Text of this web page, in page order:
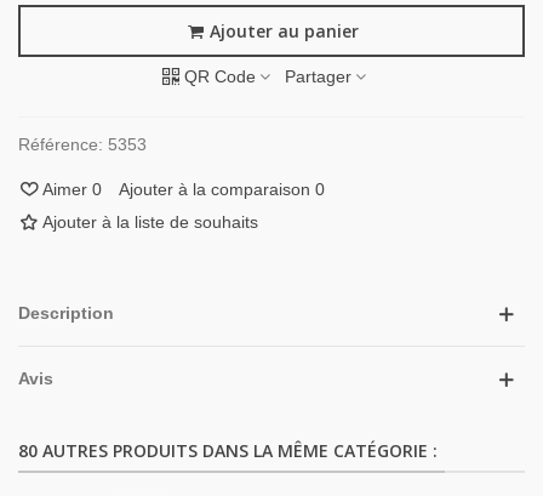
Ajouter au panier
QR Code Partager
Référence: 5353
Aimer 0 Ajouter à la comparaison 0
Ajouter à la liste de souhaits
Description
Avis
80 AUTRES PRODUITS DANS LA MÊME CATÉGORIE :